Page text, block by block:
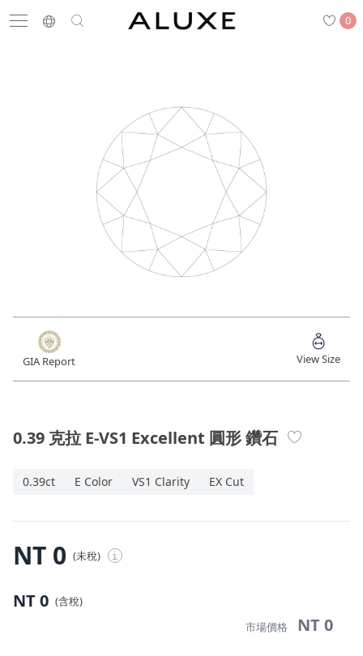
0
搜尋
結婚戒指
結婚戒指
珠寶鑽飾
關於ALUXE
最新消息
婚禮護照
GIA Report View Size
0.39 克拉 E-VS1 Excellent 圓形 鑽石
0.39ct E Color VS1 Clarity EX Cut
NT 0 (未稅) i
NT 0 (含稅)
市場價格
NT 0